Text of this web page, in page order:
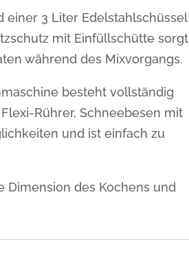
einer 3 Liter Edelstahlschüssel
mit Einfüllschütte sorgt
während des Mixvorgangs.
besteht vollständig
Rührer, Schneebesen mit
und ist einfach zu
Dimension des Kochens und